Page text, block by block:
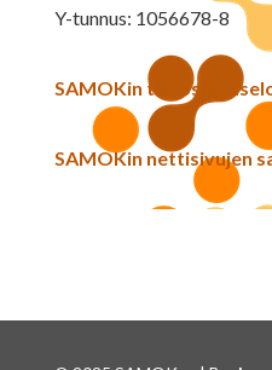
Y-tunnus: 1056678-8
SAMOKin
SAMOKin nettisivujen